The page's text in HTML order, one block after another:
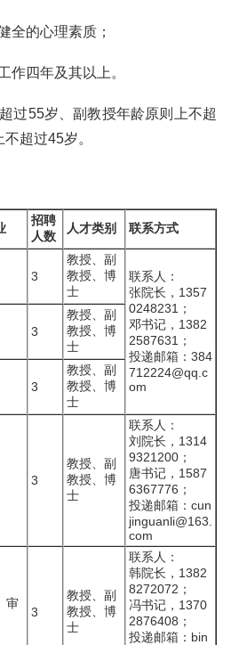
全的心理素质；
作四年及其以上。
过55岁、副教授年龄原则上不超
超过45岁。
招聘
人数
人才类别 联系方式
3
教授、副
教授、博
士
联系人：
张院长，1357
0248231；
邓书记，1382
2587631；
投递邮箱：384
712224@qq.c
om
3
教授、副
教授、博
士
3
教授、副
教授、博
士
3
教授、副
教授、博
士
联系人：
刘院长，1314
9321200；
唐书记，1587
6367776；
投递邮箱：cun
jinguanli@163.
com
审
3
教授、副
教授、博
士
联系人：
韩院长，1382
8272072；
冯书记，1370
2876408；
投递邮箱：bin